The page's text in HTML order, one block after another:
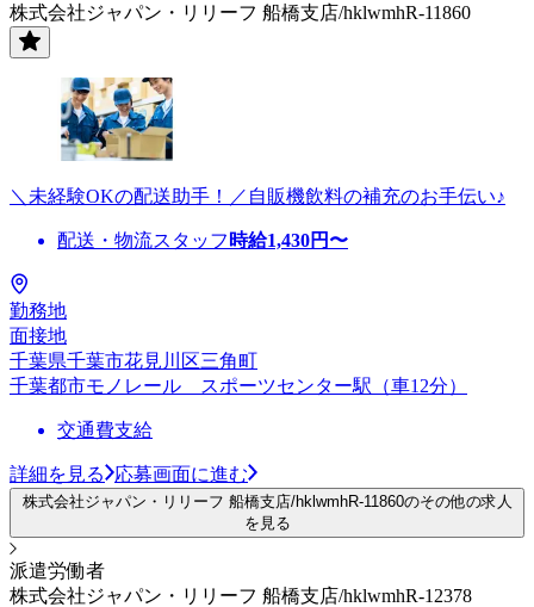
株式会社ジャパン・リリーフ 船橋支店/hklwmhR-11860
＼未経験OKの配送助手！／自販機飲料の補充のお手伝い♪
配送・物流スタッフ 時給1,430円〜
勤務地
面接地
千葉県千葉市花見川区三角町
千葉都市モノレール スポーツセンター駅（車12分）
交通費支給
詳細を見る 応募画面に進む
株式会社ジャパン・リリーフ 船橋支店/hklwmhR-11860のその他の求人
を見る
派遣労働者
株式会社ジャパン・リリーフ 船橋支店/hklwmhR-12378